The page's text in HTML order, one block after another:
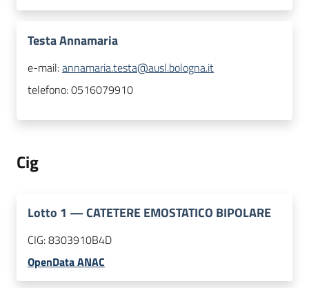
Testa Annamaria
e-mail:annamaria.testa@ausl.bologna.it
telefono:0516079910
Cig
Lotto 1 —CATETERE EMOSTATICO BIPOLARE
CIG:8303910B4D
OpenData ANAC